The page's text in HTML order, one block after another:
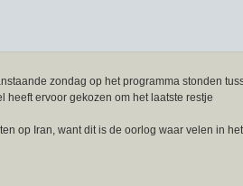
zondag op het programma stonden
heeft ervoor gekozen om het laatste restje
op Iran, want dit is de oorlog waar velen in